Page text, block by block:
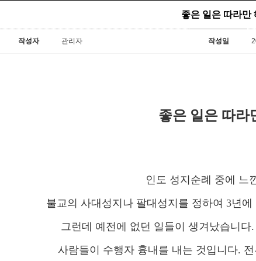
좋은 일은 따라만
작성자 관리자 작성일
좋은 일은 따라
인도 성지순례 중에 느
불교의 사대성지나 팔대성지를 정하여 3년
그런데 예전에 없던 일들이 생겨났습니
사람들이 수행자 흉내를 내는 것입니다.